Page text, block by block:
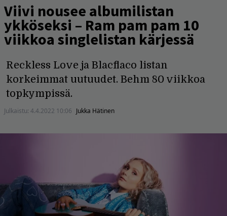
Viivi nousee albumilistan
ykköseksi – Ram pam pam 10
viikkoa singlelistan kärjessä
Reckless Love ja Blacflaco listan
korkeimmat uutuudet. Behm 80 viikkoa
topkympissä.
Julkaistu: 4.4.2022 10:06 Jukka Hätinen